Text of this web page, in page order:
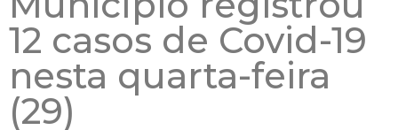
12 casos de Covid-19
nesta quarta-feira
(29)